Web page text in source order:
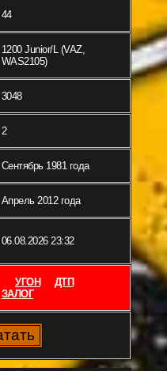
44
1200 Junior/L (VAZ,
WAS2105)
3048
2
Сентябрь 1981 года
Апрель 2012 года
06.08.2026 23:32
УГОН
ДТП
ЗАЛОГ